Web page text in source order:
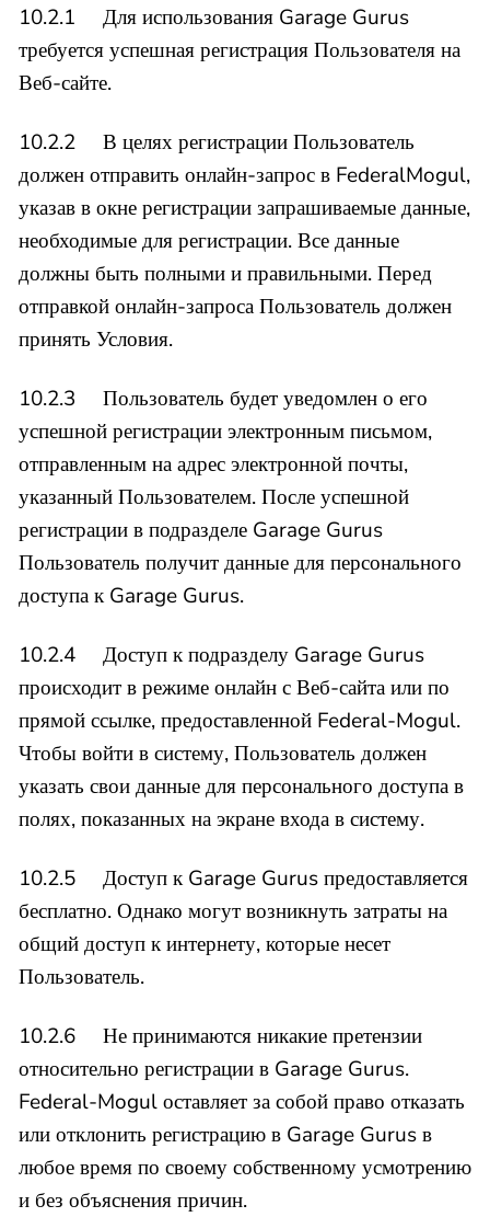
10.2.1 Для использования Garage Gurus
требуется успешная регистрация Пользователя на
Веб-сайте.
10.2.2 В целях регистрации Пользователь
должен отправить онлайн-запрос в FederalMogul,
указав в окне регистрации запрашиваемые данные,
необходимые для регистрации. Все данные
должны быть полными и правильными. Перед
отправкой онлайн-запроса Пользователь должен
принять Условия.
10.2.3 Пользователь будет уведомлен о его
успешной регистрации электронным письмом,
отправленным на адрес электронной почты,
указанный Пользователем. После успешной
регистрации в подразделе Garage Gurus
Пользователь получит данные для персонального
доступа к Garage Gurus.
10.2.4 Доступ к подразделу Garage Gurus
происходит в режиме онлайн с Веб-сайта или по
прямой ссылке, предоставленной Federal-Mogul.
Чтобы войти в систему, Пользователь должен
указать свои данные для персонального доступа в
полях, показанных на экране входа в систему.
10.2.5 Доступ к Garage Gurus предоставляется
бесплатно. Однако могут возникнуть затраты на
общий доступ к интернету, которые несет
Пользователь.
10.2.6 Не принимаются никакие претензии
относительно регистрации в Garage Gurus.
Federal-Mogul оставляет за собой право отказать
или отклонить регистрацию в Garage Gurus в
любое время по своему собственному усмотрению
и без объяснения причин.